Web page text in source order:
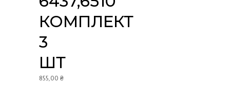
КОМПЛЕКТ
3
ШТ
855,00 ₴